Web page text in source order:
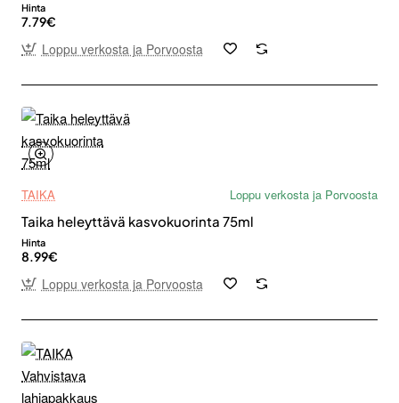
Hinta
7.79€
Loppu verkosta ja Porvoosta
TAIKA
Loppu verkosta ja Porvoosta
Taika heleyttävä kasvokuorinta 75ml
Hinta
8.99€
Loppu verkosta ja Porvoosta